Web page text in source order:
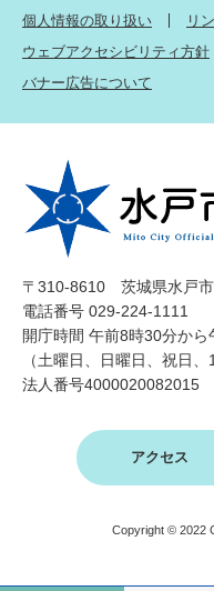
個人情報の取り扱い
リ
ウェブアクセシビリティ方針
バナー広告について
〒310-8610 茨城県水戸市
電話番号 029-224-1111
開庁時間 午前8時30分か
（土曜日、日曜日、祝日
法人番号4000020082015
アクセス
Copyright © 2022